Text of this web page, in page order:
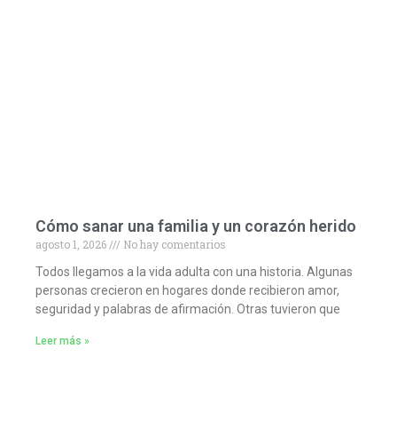
Cómo sanar una familia y un corazón herido
agosto 1, 2026
No hay comentarios
Todos llegamos a la vida adulta con una historia. Algunas
personas crecieron en hogares donde recibieron amor,
seguridad y palabras de afirmación. Otras tuvieron que
Leer más »